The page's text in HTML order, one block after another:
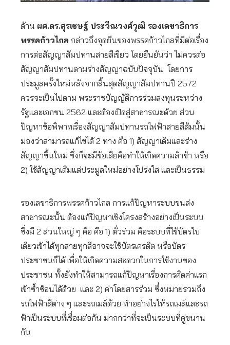
ด้าน ผศ.ดร.สุรเชษฐ์ ประวีณวงศ์วุฒิ รองเลขาธิการ
พรรคก้าวไกล กล่าวถึงจุดยืนของพรรคก้าวไกลที่มีต่อเรื่อง
การต่อสัญญาสัมปทานสายสีเขียว โดยยืนยันว่า ไม่ควรต่อ
สัญญาสัมปทานตามร่างสัญญาฉบับปัจจุบัน โดยการ
ประมูลครั้งใหม่หลังจากสิ้นสุดสัญญาสัมปทานปี 2572
ควรจะเป็นไปตาม พระราชบัญญัติการร่วมลงทุนระหว่าง
รัฐและเอกชน 2562 และต้องเปิดสู่สาธารณะด้วย ส่วน
ปัญหาข้อพิพาทเรื่องสัญญาสัมปทานรถไฟฟ้าสายสีส้มนั้น
มองว่าสามารถแก้ไขได้ 2 ทาง คือ 1) สัญญาเดิมและร่าง
สัญญาขึ้นใหม่ ซึ่งก็จะมีข้อเสียคือทำให้เกิดความล้าช้า หรือ
2) ใช้สัญญาเดิมแต่ประมูลใหม่อย่างโปร่งใส และเป็นธรรม
รองเลขาธิการพรรคก้าวไกล การแก้ปัญหาระบบขนส่ง
สาธารณะนั้น ต้องแก้ปัญหาเชิงโครงสร้างอย่างเป็นระบบ
ซึ่งมี 2 ส่วนใหญ่ ๆ คือ คือ 1) ตั๋วร่วม คือระบบที่ใช้บัตรใบ
เดียวเข้าได้ทุกสายทุกสีอาจจะใช้บัตรเครดิต หรือบัตร
ประชาชนก็ได้ เพื่อให้เกิดความสะดวกในการใช้งานของ
ประชาชน ทั้งยังทำให้สามารถแก้ปัญหาเรื่องการคิดค่าแรก
เข้าซ้ำซ้อนได้ด้วย และ 2) ค่าโดยสารร่วม ซึ่งหมายรวมถึง
รถไฟฟ้าสีต่าง ๆ และรถเมล์ด้วย ทำอย่างไรให้รถเมล์และรถ
ฟ้าเป็นระบบที่เชื่อมต่อกัน มากกว่าที่จะเป็นระบบที่คู่ขนาน
กัน